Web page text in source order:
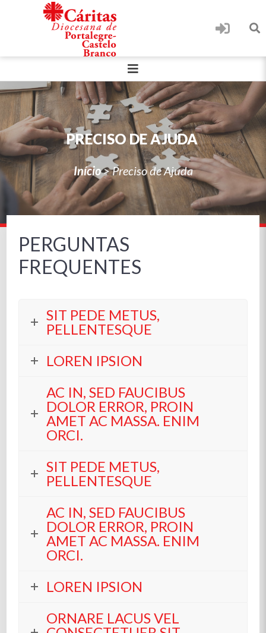
PRECISO DE AJUDA
Início>Preciso de Ajuda
PERGUNTAS
FREQUENTES
SIT PEDE METUS,
PELLENTESQUE
LOREN IPSION
AC IN, SED FAUCIBUS
DOLOR ERROR, PROIN
AMET AC MASSA. ENIM
ORCI.
SIT PEDE METUS,
PELLENTESQUE
AC IN, SED FAUCIBUS
DOLOR ERROR, PROIN
AMET AC MASSA. ENIM
ORCI.
LOREN IPSION
ORNARE LACUS VEL